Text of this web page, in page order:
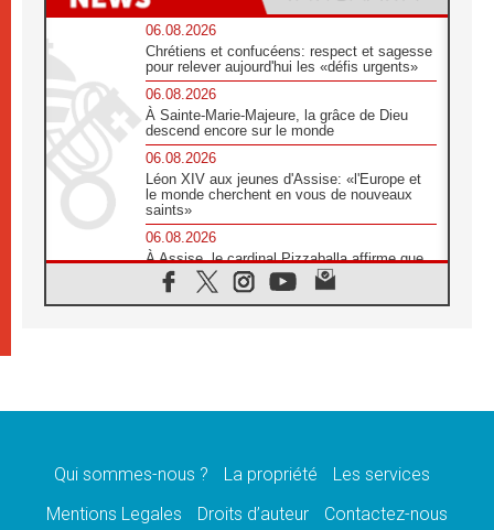
06.08.2026
Chrétiens et confucéens: respect et sagesse
pour relever aujourd'hui les «défis urgents»
06.08.2026
À Sainte-Marie-Majeure, la grâce de Dieu
descend encore sur le monde
06.08.2026
Léon XIV aux jeunes d'Assise: «l'Europe et
le monde cherchent en vous de nouveaux
saints»
06.08.2026
À Assise, le cardinal Pizzaballa affirme que
«les chrétiens veulent la paix»
06.08.2026
message de paix et de dignité humaine»
«La visite du Pape en Uruguay renforcera
Qui sommes-nous ? La propriété
Les services
Mentions Legales
Droits d’auteur Contactez-nous